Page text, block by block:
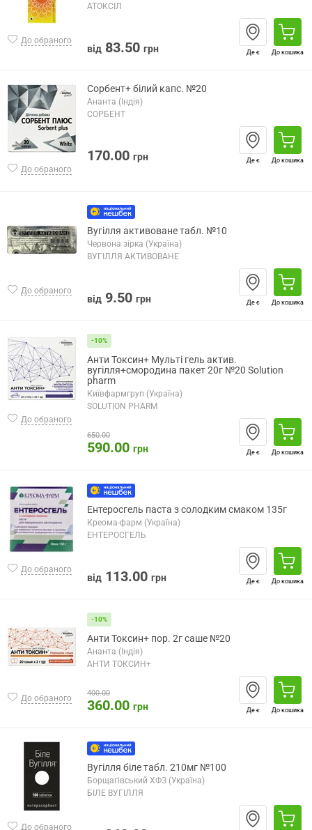
До обраного
АТОКСІЛ
від 83.50 грн Де є До кошика
До обраного
Сорбент+ білий капс. №20
Ананта (Індія)
СОРБЕНТ
170.00 грн Де є До кошика
До обраного
Вугілля активоване табл. №10
Червона зірка (Україна)
ВУГІЛЛЯ АКТИВОВАНЕ
від 9.50 грн Де є До кошика
До обраного
-10%
Анти Токсин+ Мульті гель актив.
вугілля+смородина пакет 20г №20 Solution
pharm
Київфармгруп (Україна)
SOLUTION PHARM
650.00
590.00 грн Де є До кошика
До обраного
Ентеросгель паста з солодким смаком 135г
Креома-фарм (Україна)
ЕНТЕРОСГЕЛЬ
від 113.00 грн Де є До кошика
До обраного
-10%
Анти Токсин+ пор. 2г саше №20
Ананта (Індія)
АНТИ ТОКСИН+
400.00
360.00 грн Де є До кошика
До обраного
Вугілля біле табл. 210мг №100
Борщагівський ХФЗ (Україна)
БІЛЕ ВУГІЛЛЯ